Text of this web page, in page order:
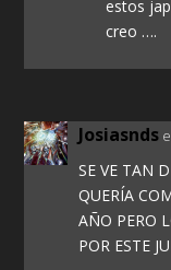
estos
creo ….
Josiasnds
SE VE TAN
QUERÍA
AÑO PERO
POR ESTE